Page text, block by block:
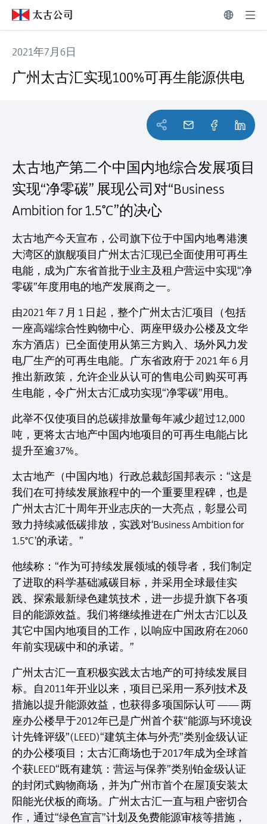
2021年7月6日
广州太古汇实现100%可再生能源供电
太古地产第二个中国内地综合发展项目
实现“净零碳” 展现公司对“Business
Ambition for 1.5°C”的决心
太古地产今天宣布，公司旗下位于中国内地粤港澳
大湾区的旗舰项目广州太古汇现已全面使用可再生
电能，成为广东省首批于业主及租户营运中实现“净
零碳”年度用电的地产发展商之一。
由2021 年 7 月 1 日起，整个广州太古汇项目（包括
一座高端综合性购物中心、两座甲级办公楼及文华
东方酒店）已全面使用从第三方购入、场外风力发
电厂生产的可再生电能。广东省政府于 2021 年 6 月
推出新政策，允许企业从认可的售电公司购买可再
生电能，令广州太古汇成功实现“净零碳”用电。
此举不仅使项目的总碳排放量每年减少超过12,000
吨，更将太古地产中国内地项目的可再生电能占比
提升至逾37%。
太古地产（中国内地）行政总裁彭国邦表示：“这是
我们在可持续发展旅程中的一个重要里程碑，也是
广州太古汇十周年开业志庆的一大亮点，彰显公司
致力持续减低碳排放，实践对‘Business Ambition for
1.5°C’的承诺。”
他续称：“作为可持续发展领域的领导者，我们制定
了进取的科学基础减碳目标，并采用全球最佳实
践、探索最新绿色建筑技术，进一步提升旗下各项
目的能源效益。我们将继续推进在广州太古汇以及
其它中国内地项目的工作，以响应中国政府在2060
年前实现碳中和的承诺。”
广州太古汇一直积极实践太古地产的可持续发展目
标。自2011年开业以来，项目已采用一系列技术及
措施以提升能源效益，也获得多项国际认可 —— 两
座办公楼早于2012年已是广州首个获“能源与环境设
计先锋评级”(LEED)“建筑主体与外壳”类别金级认证
的办公楼项目；太古汇商场也于2017年成为全球首
个获LEED“既有建筑：营运与保养”类别铂金级认证
的封闭式购物商场，并为广州市首个在屋顶安装太
阳能光伏板的商场。广州太古汇一直与租户密切合
作，通过“绿色宣言”计划及免费能源审核等措施，